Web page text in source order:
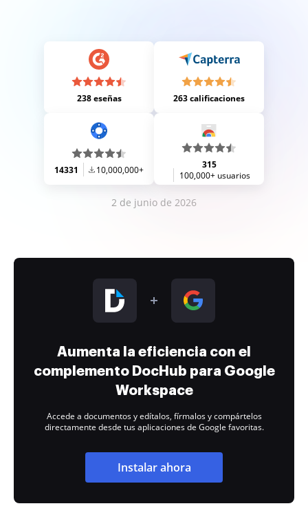
238 eseñas 263 calificaciones
14331 10,000,000+
315
100,000+ usuarios
2 de junio de 2026
Aumenta la eficiencia con el
complemento DocHub para Google
Workspace
Accede a documentos y edítalos, fírmalos y compártelos
directamente desde tus aplicaciones de Google favoritas.
Instalar ahora